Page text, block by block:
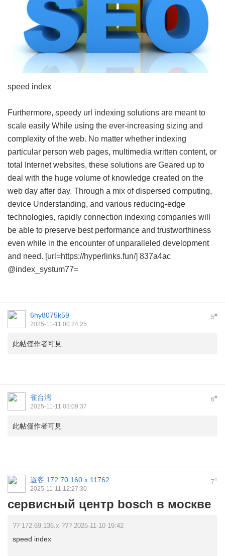
speed index
Furthermore, speedy url indexing solutions are meant to
scale easily While using the ever-increasing sizing and
complexity of the web. No matter whether indexing
particular person web pages, multimedia written content, or
total Internet websites, these solutions are Geared up to
deal with the huge volume of knowledge created on the
web day after day. Through a mix of dispersed computing,
device Understanding, and various reducing-edge
technologies, rapidly connection indexing companies will
be able to preserve best performance and trustworthiness
even while in the encounter of unparalleled development
and need. [url=https://hyperlinks.fun/] 837a4ac
@index_systum77=
5#
6hy8075k59
2025-11-11 00:24:25
此帖僅作者可見
6#
雀台湍
2025-11-11 03:09:37
此帖僅作者可見
7#
遊客 172.70.160.x:11762
2025-11-11 12:27:30
сервисный центр bosch в москве
?? 172.69.136.x ??? 2025-11-10 19:42
speed index